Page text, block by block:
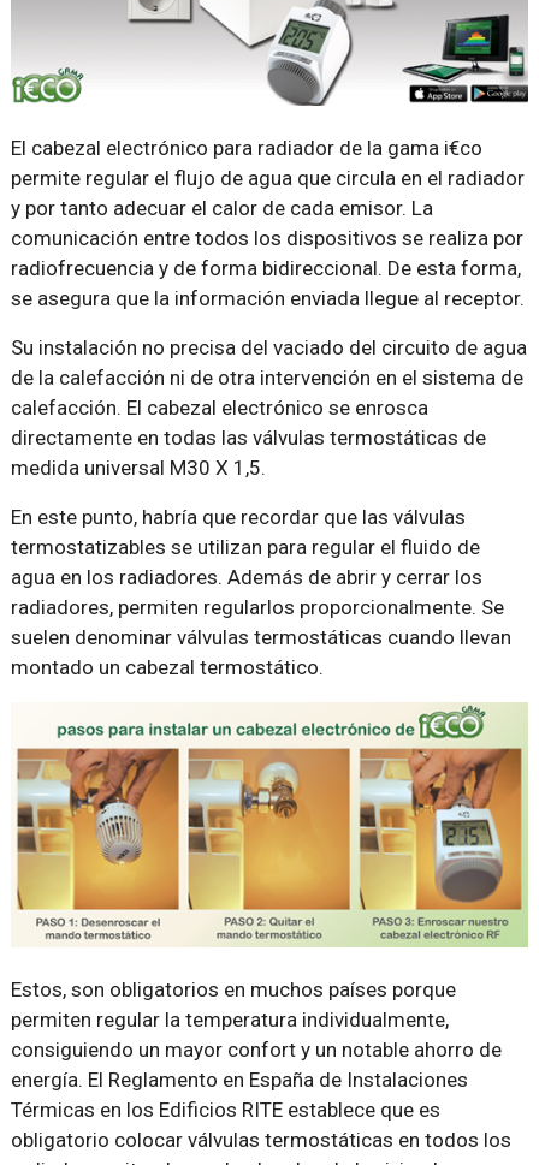
El cabezal electrónico para radiador de la gama i€co
permite regular el flujo de agua que circula en el radiador
y por tanto adecuar el calor de cada emisor. La
comunicación entre todos los dispositivos se realiza por
radiofrecuencia y de forma bidireccional. De esta forma,
se asegura que la información enviada llegue al receptor.
Su instalación no precisa del vaciado del circuito de agua
de la calefacción ni de otra intervención en el sistema de
calefacción. El cabezal electrónico se enrosca
directamente en todas las válvulas termostáticas de
medida universal M30 X 1,5.
En este punto, habría que recordar que las válvulas
termostatizables se utilizan para regular el fluido de
agua en los radiadores. Además de abrir y cerrar los
radiadores, permiten regularlos proporcionalmente. Se
suelen denominar válvulas termostáticas cuando llevan
montado un cabezal termostático.
Estos, son obligatorios en muchos países porque
permiten regular la temperatura individualmente,
consiguiendo un mayor confort y un notable ahorro de
energía. El Reglamento en España de Instalaciones
Térmicas en los Edificios RITE establece que es
obligatorio colocar válvulas termostáticas en todos los